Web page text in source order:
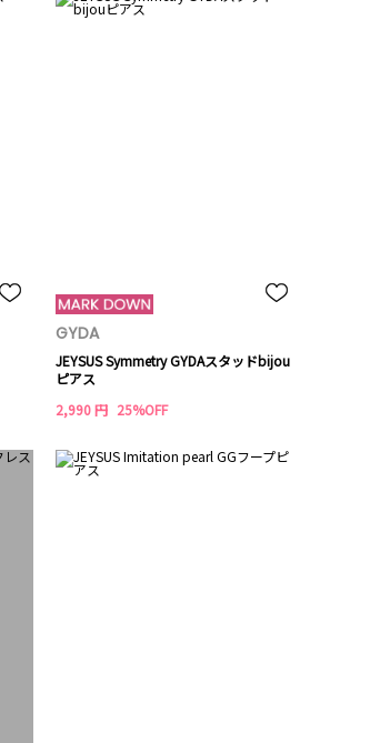
GYDA
JEYSUS Symmetry GYDAスタッドbijou
ピアス
2,990 円 25%OFF